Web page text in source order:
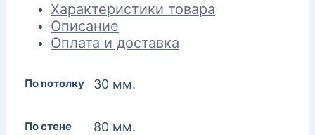
Характеристики товара
Описание
Оплата и доставка
По потолку 30 мм.
По стене 80 мм.